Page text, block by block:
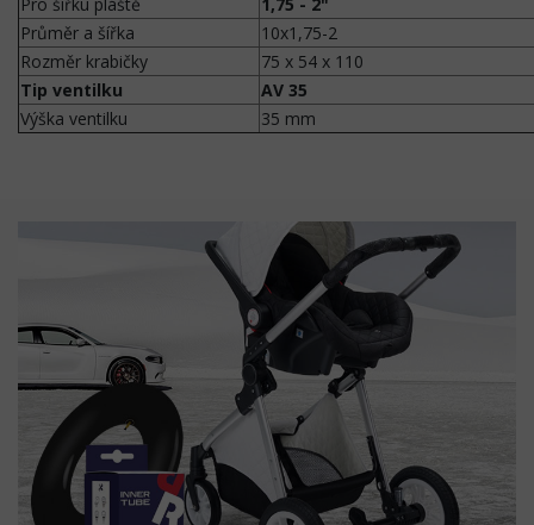
Pro šířku pláště
1,75 - 2"
Průměr a šířka
10x1,75-2
Rozměr krabičky
75 x 54 x 110
Tip ventilku
AV 35
Výška ventilku
35 mm